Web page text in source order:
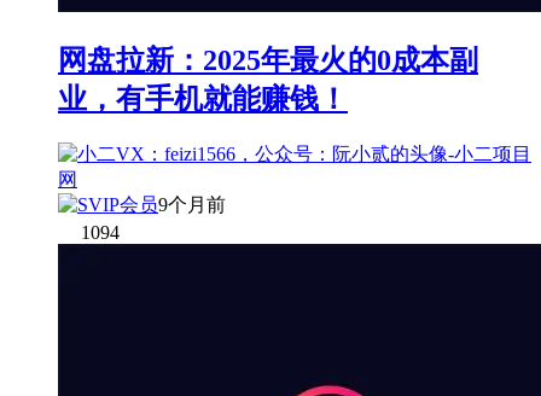
网盘拉新：2025年最火的0成本副
业，有手机就能赚钱！
9个月前
1094